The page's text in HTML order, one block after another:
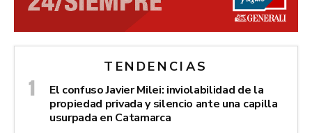
TENDENCIAS
El confuso Javier Milei: inviolabilidad de la
propiedad privada y silencio ante una capilla
usurpada en Catamarca